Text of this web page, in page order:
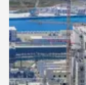
5.08.2026 Video